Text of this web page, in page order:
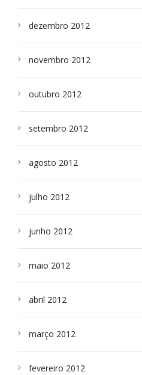
dezembro 2012
novembro 2012
outubro 2012
setembro 2012
agosto 2012
julho 2012
junho 2012
maio 2012
abril 2012
março 2012
fevereiro 2012